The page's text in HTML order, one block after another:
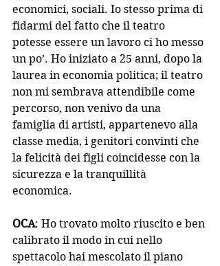
economici, sociali. Io stesso prima di
fidarmi del fatto che il teatro
potesse essere un lavoro ci ho messo
un po’. Ho iniziato a 25 anni, dopo la
laurea in economia politica; il teatro
non mi sembrava attendibile come
percorso, non venivo da una
famiglia di artisti, appartenevo alla
classe media, i genitori convinti che
la felicità dei figli coincidesse con la
sicurezza e la tranquillità
economica.
OCA: Ho trovato molto riuscito e ben
calibrato il modo in cui nello
spettacolo hai mescolato il piano